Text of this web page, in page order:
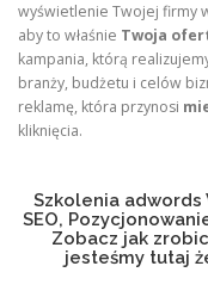
wyświetlenie Twojej firmy
aby to właśnie Twoja
kampania, którą
branży, budżetu i celów
reklamę, która przynosi
kliknięcia.
Szkolenia adwords
SEO,
Zobacz jak
jesteśmy tutaj